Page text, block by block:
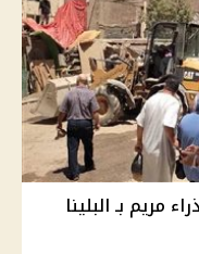
مريم بـ البلينا